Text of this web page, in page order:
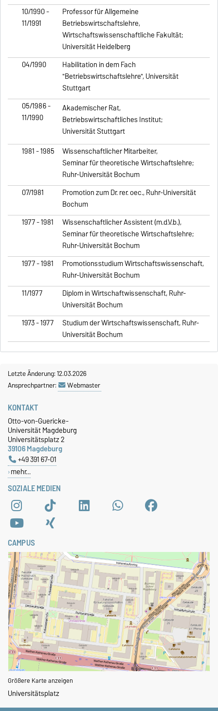
10/1990 -
11/1991
Professor für Allgemeine
Betriebswirtschaftslehre,
Wirtschaftswissenschaftliche Fakultät;
Universität Heidelberg
04/1990
Habilitation in dem Fach
"Betriebswirtschaftslehre", Universität
Stuttgart
05/1986 -
11/1990
Akademischer Rat,
Betriebswirtschaftliches Institut;
Universität Stuttgart
1981 - 1985
Wissenschaftlicher Mitarbeiter,
Seminar für theoretische Wirtschaftslehre;
Ruhr-Universität Bochum
07/1981
Promotion zum Dr. rer. oec., Ruhr-Universität
Bochum
1977 - 1981
Wissenschaftlicher Assistent (m.d.V.b.),
Seminar für theoretische Wirtschaftslehre;
Ruhr-Universität Bochum
1977 - 1981
Promotionsstudium Wirtschaftswissenschaft,
Ruhr-Universität Bochum
11/1977
Diplom in Wirtschaftwissenschaft, Ruhr-
Universität Bochum
1973 - 1977
Studium der Wirtschaftswissenschaft, Ruhr-
Universität Bochum
Letzte Änderung: 12.03.2026
Ansprechpartner:
Webmaster
SOZIALE MEDIEN
KONTAKT
Otto-von-Guericke-
Universität Magdeburg
Universitätsplatz 2
39106 Magdeburg
+49 391 67-01
mehr…
CAMPUS
Größere Karte anzeigen
Universitätsplatz